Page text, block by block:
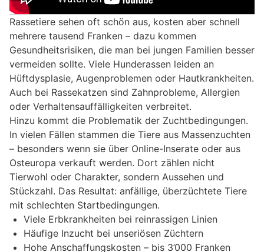
Rassetiere sehen oft schön aus, kosten aber schnell
mehrere tausend Franken – dazu kommen
Gesundheitsrisiken, die man bei jungen Familien besser
vermeiden sollte. Viele Hunderassen leiden an
Hüftdysplasie, Augenproblemen oder Hautkrankheiten.
Auch bei Rassekatzen sind Zahnprobleme, Allergien
oder Verhaltensauffälligkeiten verbreitet.
Hinzu kommt die Problematik der Zuchtbedingungen.
In vielen Fällen stammen die Tiere aus Massenzuchten
– besonders wenn sie über Online-Inserate oder aus
Osteuropa verkauft werden. Dort zählen nicht
Tierwohl oder Charakter, sondern Aussehen und
Stückzahl. Das Resultat: anfällige, überzüchtete Tiere
mit schlechten Startbedingungen.
Viele Erbkrankheiten bei reinrassigen Linien
Häufige Inzucht bei unseriösen Züchtern
Hohe Anschaffungskosten – bis 3’000 Franken